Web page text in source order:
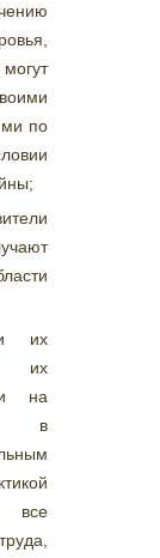
по
их
их
на
в
все